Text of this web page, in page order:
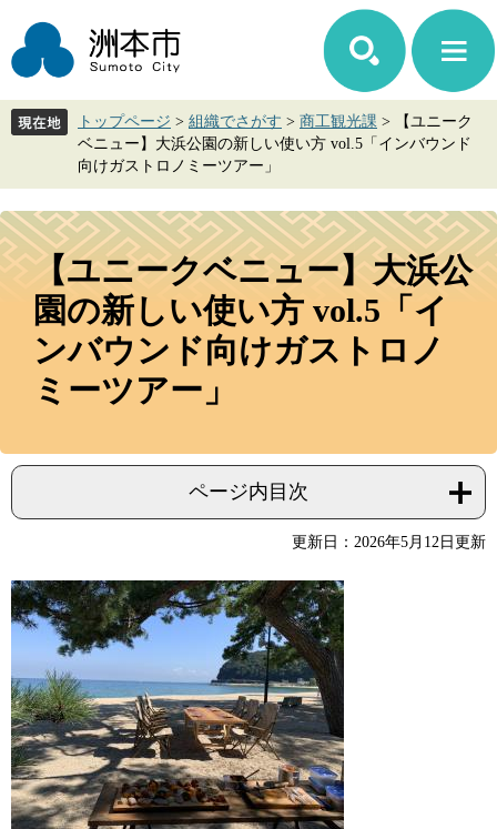
ジ
先
ュ
を
本
文
トップページ > 組織でさがす > 商工観光課 >
【ユニーク
ベニュー】大浜公園の新しい使い方 vol.5「インバウンド
向けガストロノミーツアー」
本
文
【ユニークベニュー】大浜公
園の新しい使い方 vol.5「イ
ンバウンド向けガストロノ
ミーツアー」
ページ内目次
更新日：2026年5月12日更新